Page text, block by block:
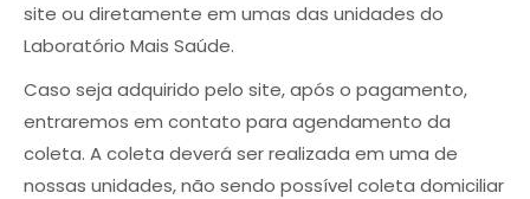
site ou diretamente em umas das unidades do
Laboratório Mais Saúde.
Caso seja adquirido pelo site, após o pagamento,
entraremos em contato para agendamento da
coleta. A coleta deverá ser realizada em uma de
nossas unidades, não sendo possível coleta domiciliar